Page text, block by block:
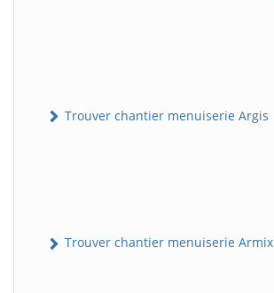
Trouver chantier menuiserie Argis
Trouver chantier menuiserie Armix